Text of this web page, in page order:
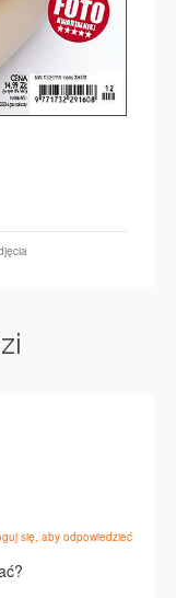
się, aby odpowiedzieć